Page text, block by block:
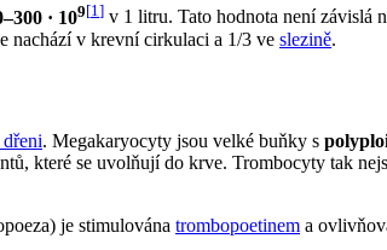
· 109[1] v 1 litru. Tato hodnota není závislá
nachází v krevní cirkulaci a 1/3 ve slezině.
. Megakaryocyty jsou velké buňky s
které se uvolňují do krve. Trombocyty tak
je stimulována trombopoetinem a